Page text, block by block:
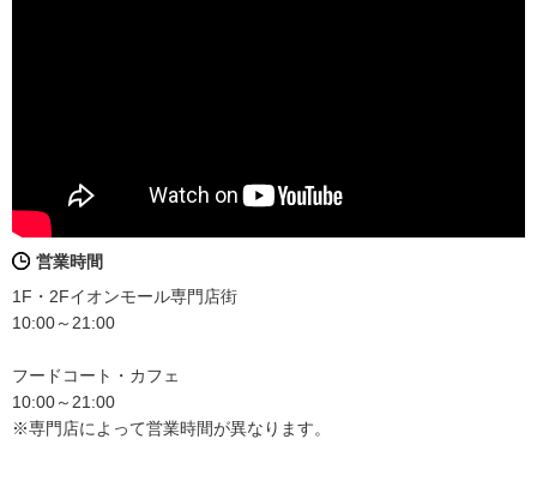
営業時間
1F・2Fイオンモール専門店街
10:00～21:00
フードコート・カフェ
10:00～21:00
※専門店によって営業時間が異なります。